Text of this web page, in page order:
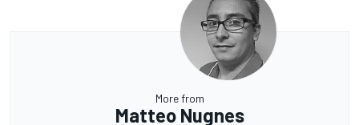
More from
Matteo Nugnes